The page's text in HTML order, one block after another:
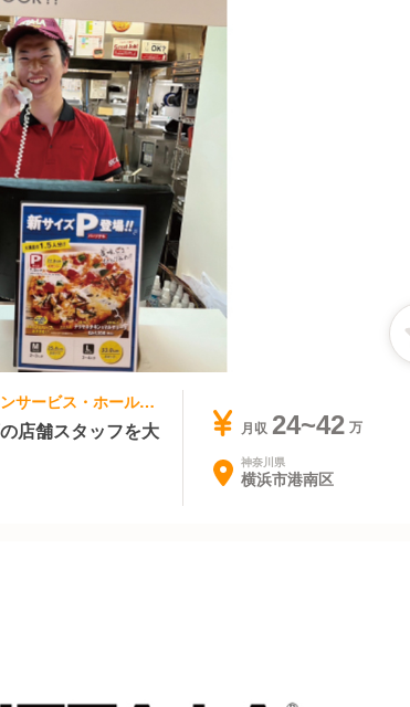
ファストフード, その他(料理ジャンル) | レストランサービス・ホールスタッフ | ピザーラ 港南台店
店舗スタッフを大
月収 24~42
神奈川県
横浜市港南区